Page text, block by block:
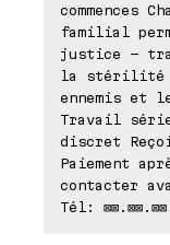
commences
familial
justice -
la stérilité
ennemis et
Travail
discret
Paiement
contacter
Tél: